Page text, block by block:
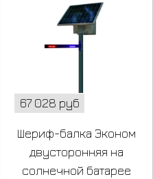
67 028 руб
Шериф-балка Эконом
двусторонняя на
солнечной батарее